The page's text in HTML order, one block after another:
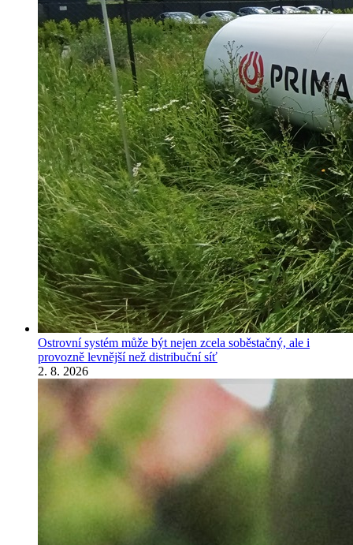
Ostrovní systém může být nejen zcela soběstačný, ale i
provozně levnější než distribuční síť
2. 8. 2026